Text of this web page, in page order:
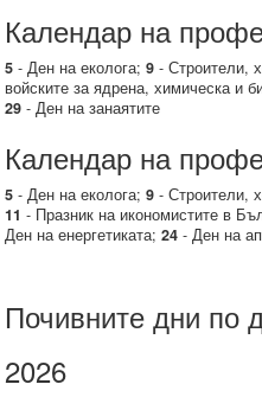
Календар на
5- Ден на еколога; 9- Строители,
войските за ядрена, химическа и
29- Ден на занаятите
Календар на
5- Ден на еколога; 9- Строители,
11 - Празник на икономистите в
Ден на енергетиката; 24- Ден на
Почивните дни по
2026